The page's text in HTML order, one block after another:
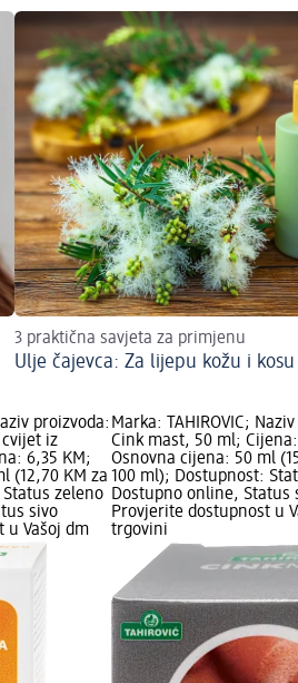
3 praktična savjeta za primjenu
Ulje čajevca: Za lijepu kožu i kosu
proizvoda:
iz
6,35 KM;
(12,70 KM za
zeleno
sivo
u Vašoj dm
Marka: TAHIROVIĆ;
Cink mast, 50 ml;
Osnovna cijena: 50 ml
100 ml); Dostupnost:
Dostupno online, Status
Provjerite dostupnost u
trgovini